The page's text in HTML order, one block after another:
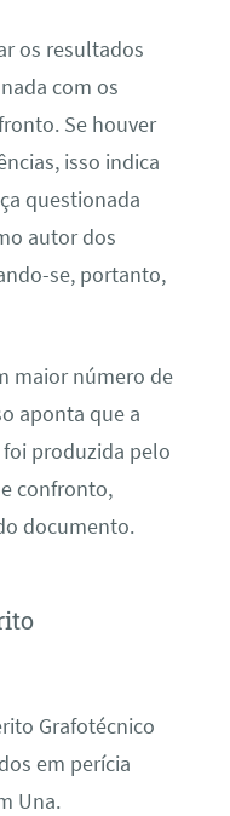
os resultados
com os
Se houver
isso indica
questionada
autor dos
se, portanto,
maior número de
aponta que a
produzida pelo
confronto,
documento.
Grafotécnico
em perícia
Una.